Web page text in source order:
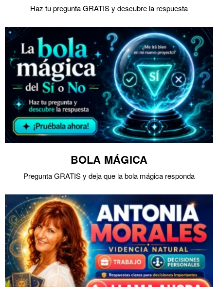
Haz tu pregunta GRATIS y descubre la respuesta
BOLA MÁGICA
Pregunta GRATIS y deja que la bola mágica responda